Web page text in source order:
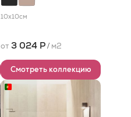
10x10см
от 3 024 Р/ м2
Смотреть коллекцию